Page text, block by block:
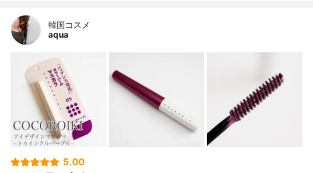
韓国コスメ
aqua
5.00